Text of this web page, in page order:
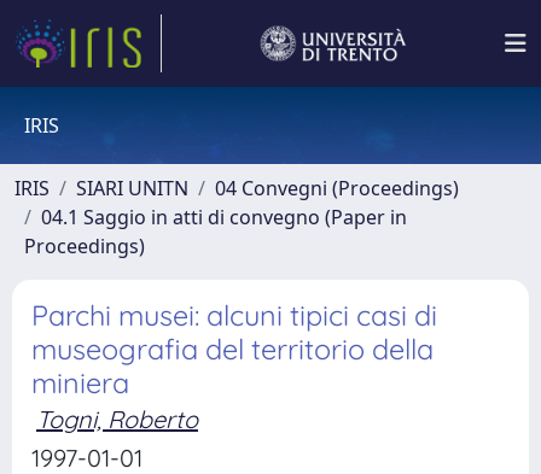
IRIS
IRIS SIARI UNITN
04 Convegni (Proceedings)
04.1 Saggio in atti di convegno (Paper in
Proceedings)
Parchi musei: alcuni tipici casi di
museografia del territorio della
miniera
Togni, Roberto
1997-01-01